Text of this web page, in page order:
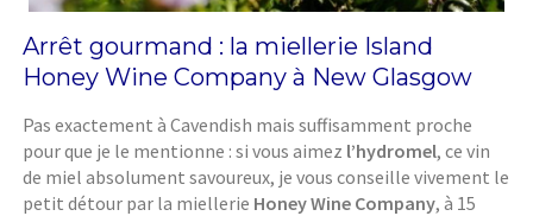
Arrêt gourmand : la miellerie Island
Honey Wine Company à New Glasgow
Pas exactement à Cavendish mais suffisamment proche
pour que je le mentionne : si vous aimez l’hydromel, ce vin
de miel absolument savoureux, je vous conseille vivement le
petit détour par la miellerie Honey Wine Company, à 15